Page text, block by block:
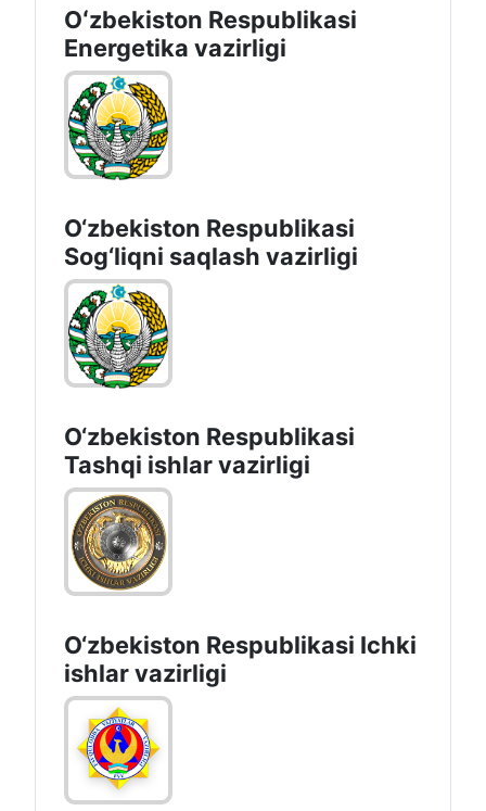
Oʻzbekiston Respublikasi
Energetika vazirligi
O‘zbеkistоn Rеspublikаsi
Sоg‘liqni saqlash vаzirligi
O‘zbеkistоn Rеspublikаsi
Tashqi ishlаr vаzirligi
O‘zbеkiston Rеspublikаsi Ichki
ishlаr vаzirligi